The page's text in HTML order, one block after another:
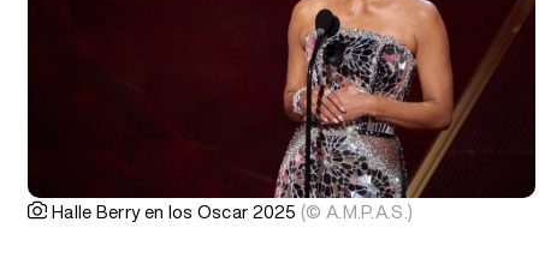
Halle Berry en los Oscar 2025 (© A.M.P.A.S.)